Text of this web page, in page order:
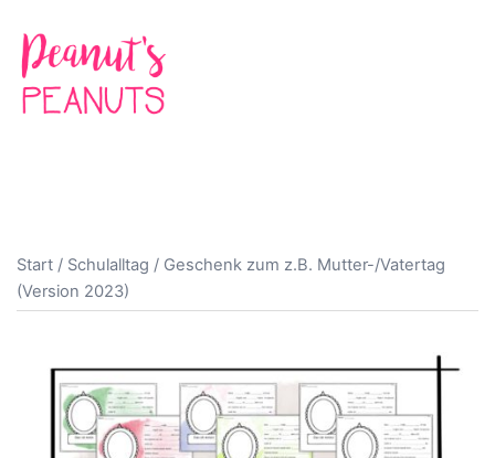
Inhalt
springen
Start / Schulalltag / Geschenk zum z.B. Mutter-/Vatertag
(Version 2023)